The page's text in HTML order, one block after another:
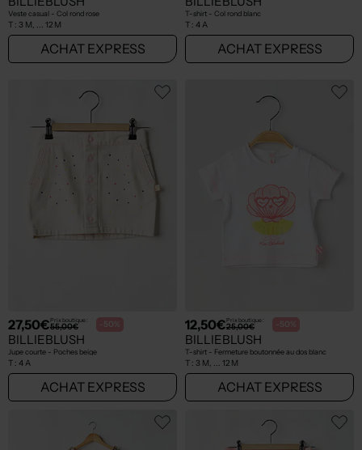
Veste casual - Col rond rose
T : 3 M, ... 12 M
ACHAT EXPRESS
T-shirt - Col rond blanc
T : 4 A
ACHAT EXPRESS
27,50€Prix boutique :
55,00€ -50%
BILLIEBLUSH
Jupe courte - Poches beige
T : 4 A
ACHAT EXPRESS
12,50€Prix boutique :
25,00€ -50%
BILLIEBLUSH
T-shirt - Fermeture boutonnée au dos blanc
T : 3 M, ... 12 M
ACHAT EXPRESS